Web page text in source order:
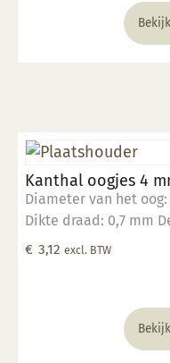
Kanthal oogjes 4
Diameter van het
Dikte draad: 0,7 mm
1400°C Geschikt om
€ 3,12 excl. BTW